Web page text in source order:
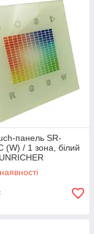
панель SR-
(W) / 1 зона, білий